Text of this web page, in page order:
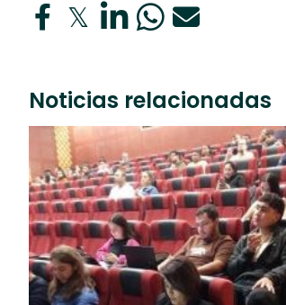
Noticias relacionadas